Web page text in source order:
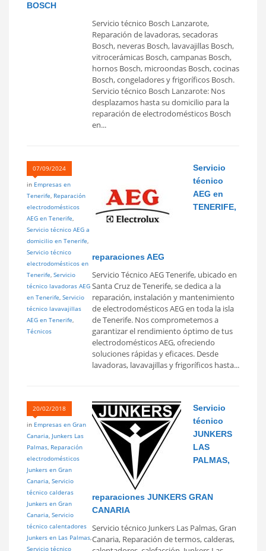
BOSCH
Servicio técnico Bosch Lanzarote,
Reparación de lavadoras, secadoras
Bosch, neveras Bosch, lavavajillas Bosch,
vitrocerámicas Bosch, campanas Bosch,
hornos Bosch, microondas Bosch, cocinas
Bosch, congeladores y frigoríficos Bosch.
Servicio técnico Bosch Lanzarote: Nos
desplazamos hasta su domicilio para la
reparación de electrodomésticos Bosch
en...
07/09/2024
in Empresas en
Tenerife, Reparación
electrodomésticos
AEG en Tenerife,
Servicio técnico AEG a
domicilio en Tenerife,
Servicio técnico
electrodomésticos en
Tenerife, Servicio
técnico lavadoras AEG
en Tenerife, Servicio
técnico lavavajillas
AEG en Tenerife,
Técnicos
Servicio
técnico
AEG en
TENERIFE,
reparaciones AEG
Servicio Técnico AEG Tenerife, ubicado en
Santa Cruz de Tenerife, se dedica a la
reparación, instalación y mantenimiento
de electrodomésticos AEG en toda la isla
de Tenerife. Nos comprometemos a
garantizar el rendimiento óptimo de tus
electrodomésticos AEG, ofreciendo
soluciones rápidas y eficaces. Desde
lavadoras, lavavajillas y frigoríficos hasta...
20/02/2018
in Empresas en Gran
Canaria, Junkers Las
Palmas, Reparación
electrodomésticos
Junkers en Gran
Canaria, Servicio
técnico calderas
Junkers en Gran
Canaria, Servicio
técnico calentadores
Junkers en Las Palmas,
Servicio técnico
Servicio
técnico
JUNKERS
LAS
PALMAS,
reparaciones JUNKERS GRAN
CANARIA
Servicio técnico Junkers Las Palmas, Gran
Canaria, Reparación de termos, calderas,